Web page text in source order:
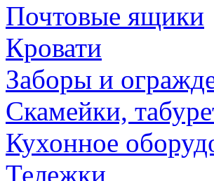
Почтовые ящики
Кровати
Заборы и
Скамейки,
Кухонное
Тележки